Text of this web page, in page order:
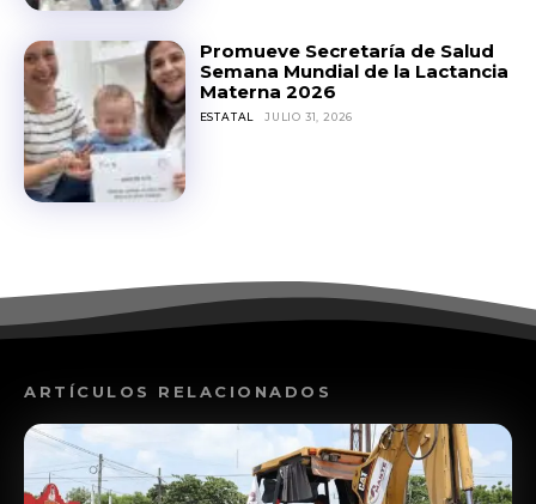
Promueve Secretaría de Salud
Semana Mundial de la Lactancia
Materna 2026
ESTATAL JULIO 31, 2026
ARTÍCULOS RELACIONADOS